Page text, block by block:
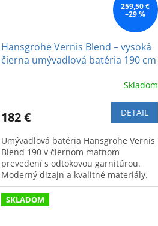
259,50 €
–29 %
Hansgrohe Vernis Blend – vysoká
čierna umývadlová batéria 190 cm
Skladom
182 € DETAIL
Umývadlová batéria Hansgrohe Vernis
Blend 190 v čiernom matnom
prevedení s odtokovou garnitúrou.
Moderný dizajn a kvalitné materiály.
SKLADOM